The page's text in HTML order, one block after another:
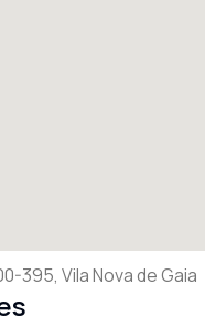
395, Vila Nova de Gaia